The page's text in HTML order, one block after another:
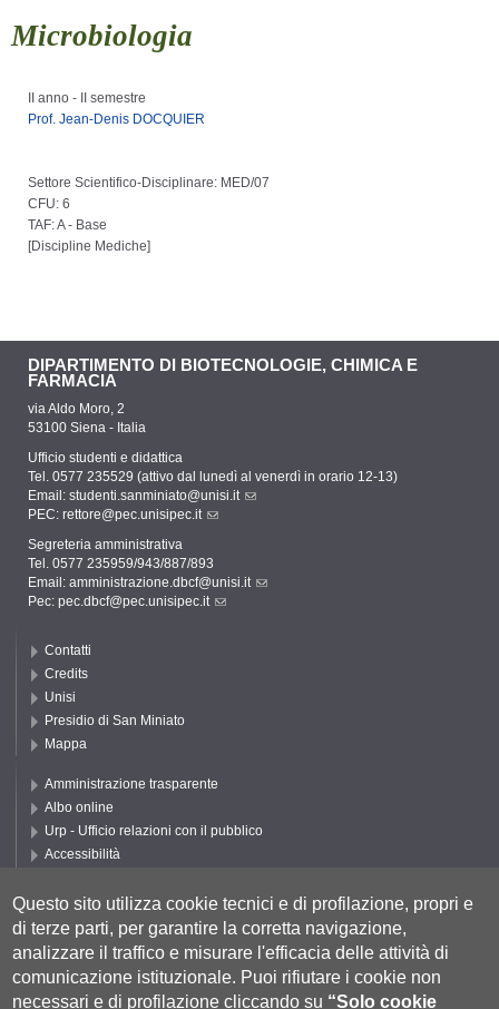
Microbiologia
II anno - II semestre
Prof. Jean-Denis DOCQUIER
Settore Scientifico-Disciplinare: MED/07
CFU: 6
TAF: A - Base
[Discipline Mediche]
DIPARTIMENTO DI BIOTECNOLOGIE, CHIMICA E
FARMACIA
via Aldo Moro, 2
53100 Siena - Italia
Ufficio studenti e didattica
Tel. 0577 235529 (attivo dal lunedì al venerdì in orario 12-13)
Email: studenti.sanminiato@unisi.it
PEC: rettore@pec.unisipec.it
Segreteria amministrativa
Tel. 0577 235959/943/887/893
Email: amministrazione.dbcf@unisi.it
Pec: pec.dbcf@pec.unisipec.it
Contatti
Credits
Unisi
Presidio di San Miniato
Mappa
Amministrazione trasparente
Albo online
Urp - Ufficio relazioni con il pubblico
Accessibilità
Cookie settings
Segui UNISI
Questo sito utilizza cookie tecnici e di profilazione, propri e
di terze parti, per garantire la corretta navigazione,
analizzare il traffico e misurare l'efficacia delle attività di
comunicazione istituzionale. Puoi rifiutare i cookie non
necessari e di profilazione cliccando su “Solo cookie